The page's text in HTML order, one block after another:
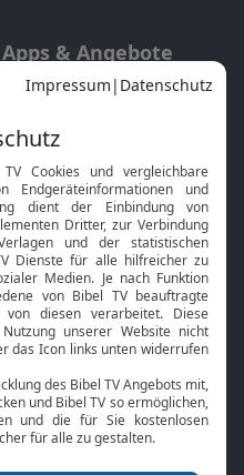
Apps & Angebote
Mobile App
Smart TV
HbbTV
Bibelthek Online-Bibel
Nächster Gottesdienst
Service
Kontakt
TV-Empfang